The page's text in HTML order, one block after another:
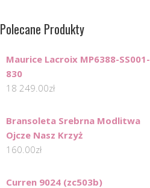
Polecane Produkty
Maurice Lacroix MP6388-SS001-
830
18 249.00zł
Bransoleta Srebrna Modlitwa
Ojcze Nasz Krzyż
160.00zł
Curren 9024 (zc503b)